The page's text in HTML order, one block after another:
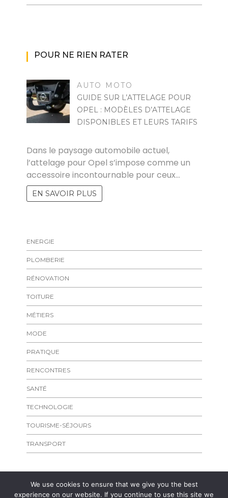
POUR NE RIEN RATER
AUTO MOTO
GUIDE SUR L’ATTELAGE POUR
OPEL : MODÈLES D’ATTELAGE
DISPONIBLES ET LEURS TARIFS
Dans le paysage automobile actuel,
l’attelage pour Opel s’impose comme un
accessoire incontournable pour ceux…
EN SAVOIR PLUS
ENERGIE
PLOMBERIE
RÉNOVATION
TOITURE
MÉTIERS
MODE
PRATIQUE
RENCONTRES
SANTÉ
TECHNOLOGIE
TOURISME-SÉJOURS
TRANSPORT
We use cookies to ensure that we give you the best
experience on our website. If you continue to use this site we